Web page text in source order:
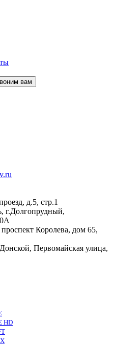
вам
д.5, стр.1
г.Долгопрудный,
Королева, дом 65,
Первомайская улица,
HD